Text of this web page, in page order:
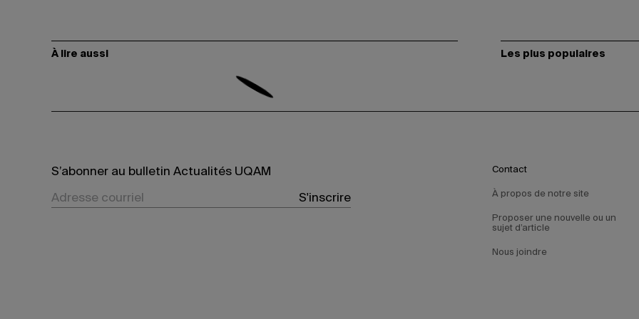
À lire aussi Les plus populaires
S’abonner au bulletin Actualités UQAM
S'inscrire
Contact
À propos de notre site
Proposer une nouvelle ou un
sujet d’article
Nous joindre